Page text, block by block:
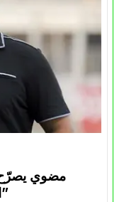
مضوي يصرّح:
الجزائرية في المسابقات القارية”